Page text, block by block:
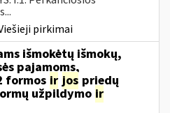
pirkimai
išmokėtų išmokų,
pajamoms,
formos ir jos priedų
užpildymo ir